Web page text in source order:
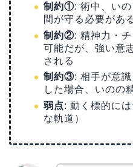
制約①: 術中、い
間が守る必要があ
制約②: 精神力・
可能だが、強い意
される
制約③: 相手が意
した場合、いのの
弱点: 動く標的に
な軌道）